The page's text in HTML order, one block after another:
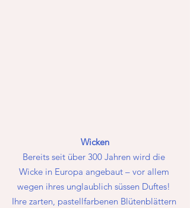
Wicken
Bereits seit über 300 Jahren wird die
Wicke in Europa angebaut – vor allem
wegen ihres unglaublich süssen Duftes!
Ihre zarten, pastellfarbenen Blütenblättern